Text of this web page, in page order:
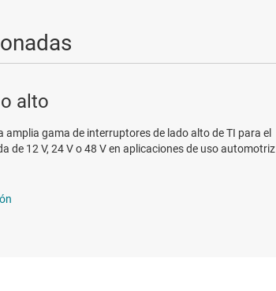
alto
gama de interruptores de lado alto de TI para el
de 12 V, 24 V o 48 V en aplicaciones de uso automotriz